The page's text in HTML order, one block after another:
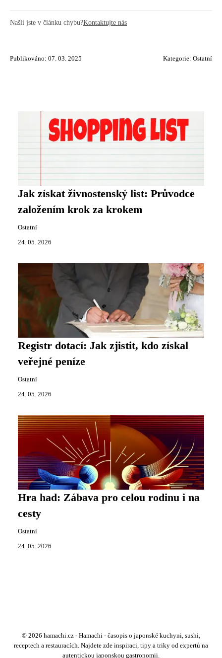
Našli jste v článku chybu?Kontaktujte nás
Publikováno: 07. 03. 2025 Kategorie: Ostatní
Jak získat živnostenský list: Průvodce
založením krok za krokem
Ostatní
24. 05. 2026
Registr dotací: Jak zjistit, kdo získal
veřejné peníze
Ostatní
24. 05. 2026
Hra had: Zábava pro celou rodinu i na
cesty
Ostatní
24. 05. 2026
© 2026 hamachi.cz - Hamachi - časopis o japonské kuchyni, sushi,
receptech a restauracích. Najdete zde inspiraci, tipy a triky od expertů na
autentickou japonskou gastronomii.